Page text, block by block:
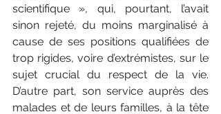
scientifique », qui, pourtant, l’avait
sinon rejeté, du moins marginalisé à
cause de ses positions qualifiées de
trop rigides, voire d’extrémistes, sur le
sujet crucial du respect de la vie.
D’autre part, son service auprès des
malades et de leurs familles, à la tête